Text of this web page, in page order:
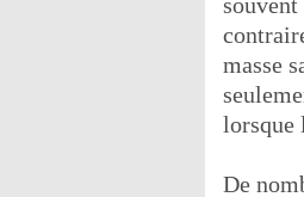
masse
lorsque
De